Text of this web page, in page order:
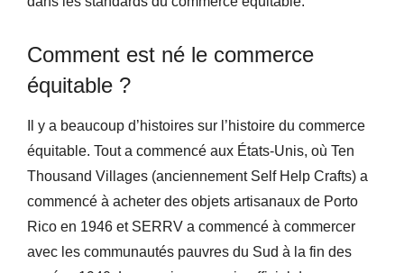
Comment est né le commerce
équitable ?
Il y a beaucoup d’histoires sur l’histoire du commerce
équitable. Tout a commencé aux États-Unis, où Ten
Thousand Villages (anciennement Self Help Crafts) a
commencé à acheter des objets artisanaux de Porto
Rico en 1946 et SERRV a commencé à commercer
avec les communautés pauvres du Sud à la fin des